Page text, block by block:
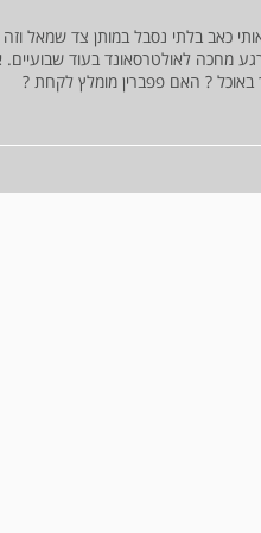
כאב בלתי נסבל במותן צד שמאל וזה
מחכה לאולטרסאונד בעוד
? האם פפברין מומלץ לקחת ?